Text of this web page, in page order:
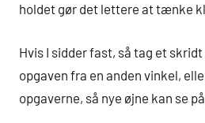
holdet gør det lettere at tænke
Hvis I sidder fast, så tag et
opgaven fra en anden vinkel,
opgaverne, så nye øjne kan se